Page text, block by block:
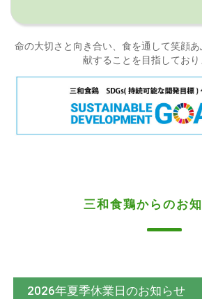
命の大切さと向き合い、食を通して笑顔
献することを目指しており
三和食鶏からのお
2026年夏季休業日のお知らせ